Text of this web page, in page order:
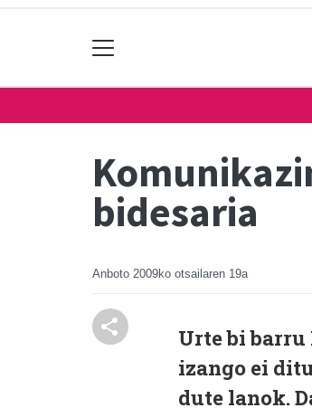
bidesaria
Anboto 2009ko otsailaren 19a
Urte bi
izango ei
dute lanok.